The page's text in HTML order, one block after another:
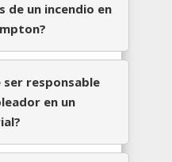
de un incendio en
ser responsable
en un